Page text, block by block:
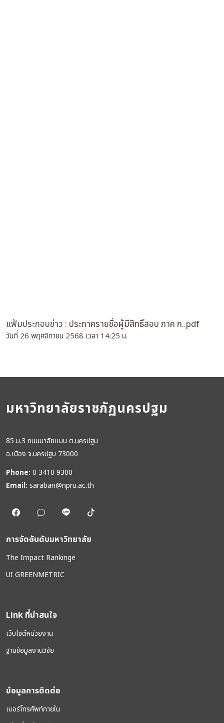
แฟ้มประกอบข่าว : ประกาศรายชื่อผู้มีสิทธิ์สอบ ภาค ก..pdf
วันที่ 26 พฤศจิกายน 2568 เวลา 14:25 น.
มหาวิทยาลัยราชภัฏนครปฐม
85 ม.3 ถนนมาลัยแมน ต.นครปฐม
อ.เมือง จ.นครปฐม 73000
Phone: 0 3410 9300
Email: saraban@npru.ac.th
การจัดอันดับมหาวิทยาลัย
The Impact Rankinge
UI GREENMETRIC
Link ที่น่าสนใจ
เว็บไซต์หน่วยงาน
ฐานข้อมูลงานวิจัย
ข้อมูลการติดต่อ
เบอร์โทรศัพท์ภายใน